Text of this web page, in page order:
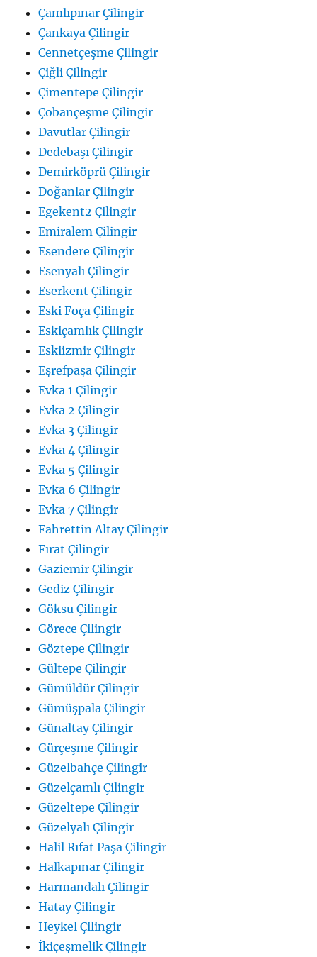
Çamlıpınar Çilingir
Çankaya Çilingir
Cennetçeşme Çilingir
Çiğli Çilingir
Çimentepe Çilingir
Çobançeşme Çilingir
Davutlar Çilingir
Dedebaşı Çilingir
Demirköprü Çilingir
Doğanlar Çilingir
Egekent2 Çilingir
Emiralem Çilingir
Esendere Çilingir
Esenyalı Çilingir
Eserkent Çilingir
Eski Foça Çilingir
Eskiçamlık Çilingir
Eskiizmir Çilingir
Eşrefpaşa Çilingir
Evka 1 Çilingir
Evka 2 Çilingir
Evka 3 Çilingir
Evka 4 Çilingir
Evka 5 Çilingir
Evka 6 Çilingir
Evka 7 Çilingir
Fahrettin Altay Çilingir
Fırat Çilingir
Gaziemir Çilingir
Gediz Çilingir
Göksu Çilingir
Görece Çilingir
Göztepe Çilingir
Gültepe Çilingir
Gümüldür Çilingir
Gümüşpala Çilingir
Günaltay Çilingir
Gürçeşme Çilingir
Güzelbahçe Çilingir
Güzelçamlı Çilingir
Güzeltepe Çilingir
Güzelyalı Çilingir
Halil Rıfat Paşa Çilingir
Halkapınar Çilingir
Harmandalı Çilingir
Hatay Çilingir
Heykel Çilingir
İkiçeşmelik Çilingir